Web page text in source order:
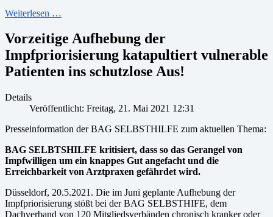
Weiterlesen …
Vorzeitige Aufhebung der
Impfpriorisierung katapultiert vulnerable
Patienten ins schutzlose Aus!
Details
Veröffentlicht: Freitag, 21. Mai 2021 12:31
Presseinformation der BAG SELBSTHILFE zum aktuellen Thema:
BAG SELBTSHILFE kritisiert, dass so das Gerangel von
Impfwilligen um ein knappes Gut angefacht und die
Erreichbarkeit von Arztpraxen gefährdet wird.
Düsseldorf, 20.5.2021. Die im Juni geplante Aufhebung der
Impfpriorisierung stößt bei der BAG SELBSTHIFE, dem
Dachverband von 120 Mitgliedsverbänden chronisch kranker oder